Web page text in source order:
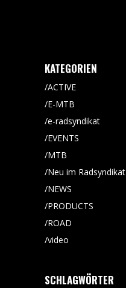
KATEGORIEN
ACTIVE
E-MTB
e-radsyndikat
EVENTS
MTB
Neu im Radsyndikat
NEWS
PRODUCTS
ROAD
video
SCHLAGWÖRTER